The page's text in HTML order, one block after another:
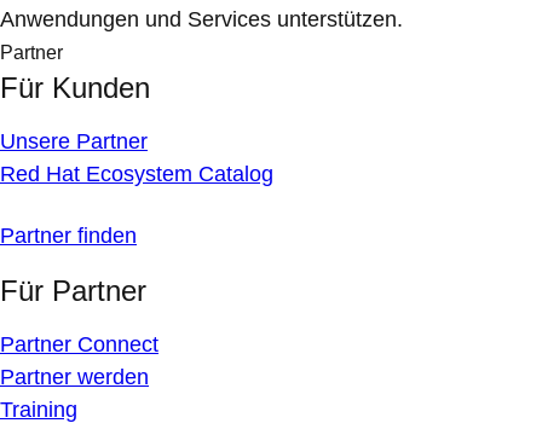
Anwendungen und Services unterstützen.
Partner
Für Kunden
Unsere Partner
Red Hat Ecosystem Catalog
Partner finden
Für Partner
Partner Connect
Partner werden
Training